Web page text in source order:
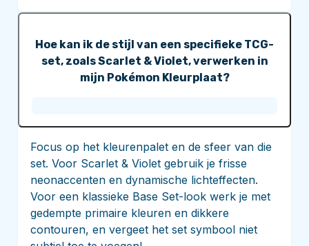
Hoe kan ik de stijl van een specifieke TCG-
set, zoals Scarlet & Violet, verwerken in
mijn Pokémon Kleurplaat?
Focus op het kleurenpalet en de sfeer van die
set. Voor Scarlet & Violet gebruik je frisse
neonaccenten en dynamische lichteffecten.
Voor een klassieke Base Set-look werk je met
gedempte primaire kleuren en dikkere
contouren, en vergeet het set symbool niet